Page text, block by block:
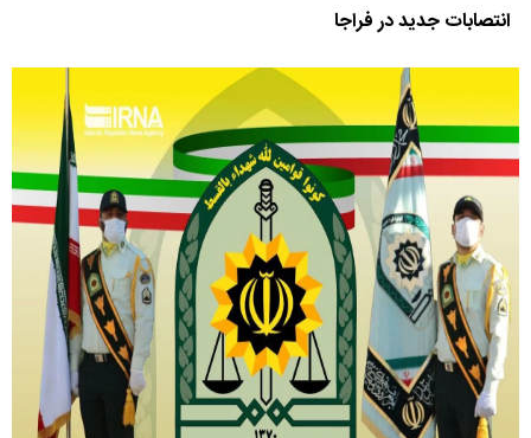
انتصابات جدید در فراجا